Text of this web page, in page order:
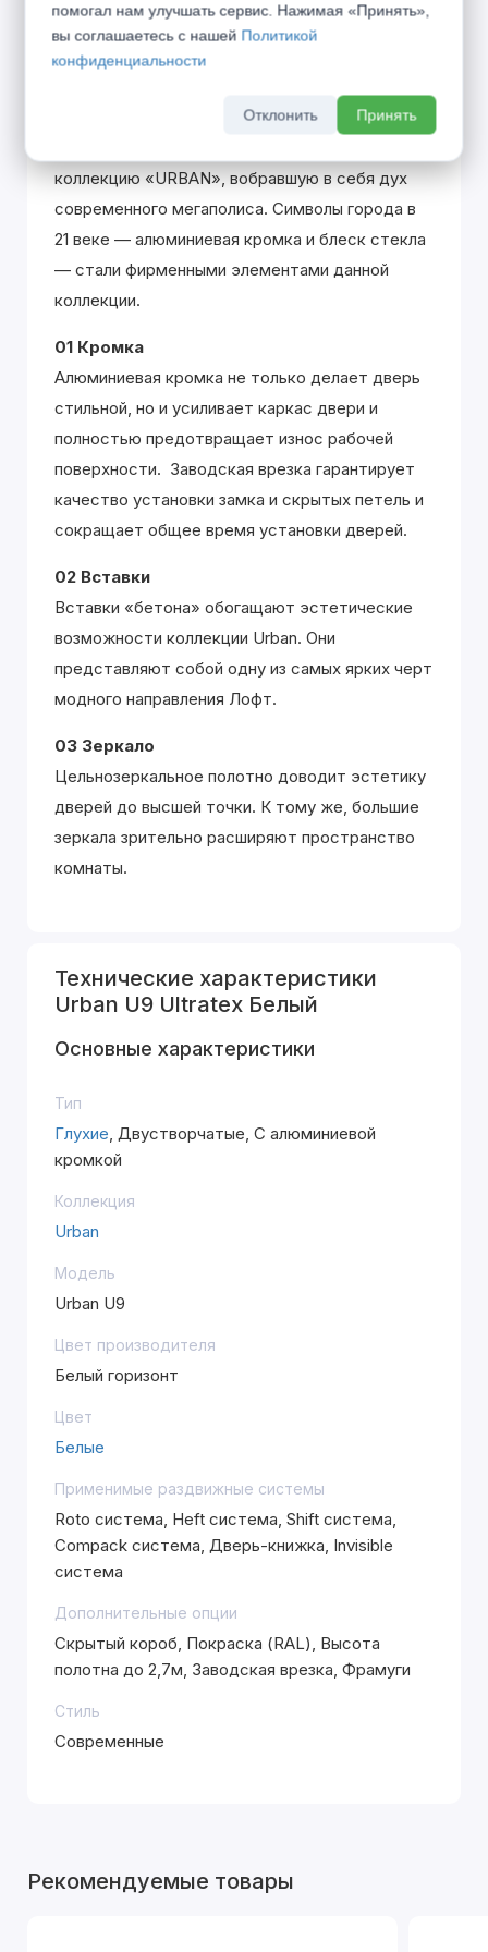
Описание
Город дышит, город живёт по своим
коллекцию «URBAN», вобравшую в себя дух
современного мегаполиса. Символы города в
21 веке — алюминиевая кромка и блеск стекла
— стали фирменными элементами данной
коллекции.
01 Кромка
Алюминиевая кромка не только делает дверь
стильной, но и усиливает каркас двери и
полностью предотвращает износ рабочей
поверхности. Заводская врезка гарантирует
качество установки замка и скрытых петель и
сокращает общее время установки дверей.
02 Вставки
Вставки «бетона» обогащают эстетические
возможности коллекции Urban. Они
представляют собой одну из самых ярких черт
модного направления Лофт.
03 Зеркало
Цельнозеркальное полотно доводит эстетику
дверей до высшей точки. К тому же, большие
зеркала зрительно расширяют пространство
комнаты.
Технические характеристики
Urban U9 Ultratex Белый
Основные характеристики
Тип
Глухие, Двустворчатые, С алюминиевой
кромкой
Коллекция
Urban
Модель
Urban U9
Цвет производителя
Белый горизонт
Цвет
Белые
Применимые раздвижные системы
Roto система, Heft система, Shift система,
Compack система, Дверь-книжка, Invisible
система
Дополнительные опции
Скрытый короб, Покраска (RAL), Высота
полотна до 2,7м, Заводская врезка, Фрамуги
Стиль
Современные
Рекомендуемые товары
помогал нам улучшать сервис. Нажимая «Принять»,
вы соглашаетесь с нашей Политикой
конфиденциальности
Отклонить Принять